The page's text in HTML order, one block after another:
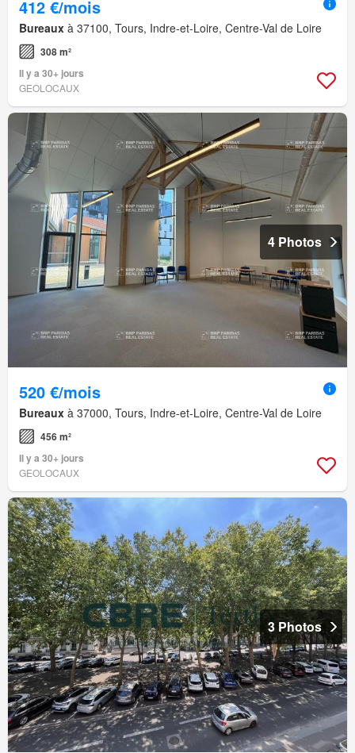
412 €/mois
Bureaux à 37100, Tours, Indre-et-Loire, Centre-Val de Loire
308 m²
Il y a 30+ jours
GEOLOCAUX
4 Photos
520 €/mois
Bureaux à 37000, Tours, Indre-et-Loire, Centre-Val de Loire
456 m²
Il y a 30+ jours
GEOLOCAUX
3 Photos